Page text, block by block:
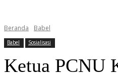
Beranda Babel
Babel Sosialisasi
Ketua PCNU